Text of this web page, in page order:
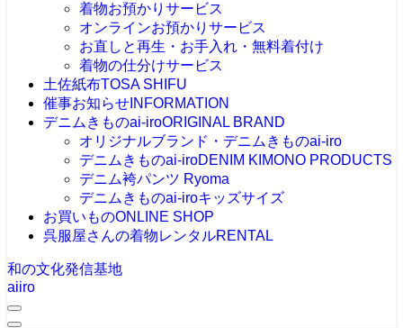
着物お預かりサービス
オンラインお預かりサービス
お直しと再生・お手入れ・無料着付け
着物の仕分けサービス
土佐紙布TOSA SHIFU
催事お知らせ INFORMATION
デニムきものai-iroORIGINAL BRAND
オリジナルブランド・デニムきものai-iro
デニムきものai-iroDENIM KIMONO PRODUCTS
デニム袴パンツ Ryoma
デニムきものai-iroキッズサイズ
お買いものONLINE SHOP
呉服屋さんの着物レンタルRENTAL
和の文化発信基地
aiiro